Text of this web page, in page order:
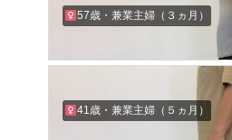
57歳・兼業主婦（３ヵ月）
41歳・兼業主婦（５ヵ月）